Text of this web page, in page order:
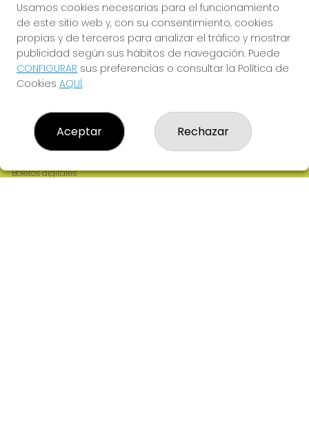
Imagen anterior
LOTERÍA MARTÍN MESA
Resultados
Contacto
Empresas
Boletos digitales
Usamos cookies necesarias para el funcionamiento
de este sitio web y, con su consentimiento, cookies
propias y de terceros para analizar el tráfico y mostrar
publicidad según sus hábitos de navegación. Puede
CONFIGURAR sus preferencias o consultar la Política de
Cookies AQUÍ.
Aceptar Rechazar